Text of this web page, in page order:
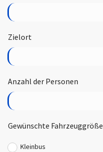
Zielort
Anzahl der Personen
Gewünschte Fahrzeuggröße
Kleinbus